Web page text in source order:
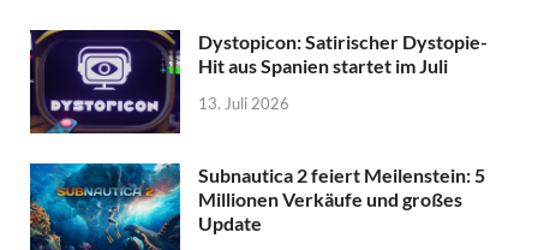
Dystopicon: Satirischer Dystopie-
Hit aus Spanien startet im Juli
13. Juli 2026
Subnautica 2 feiert Meilenstein: 5
Millionen Verkäufe und großes
Update